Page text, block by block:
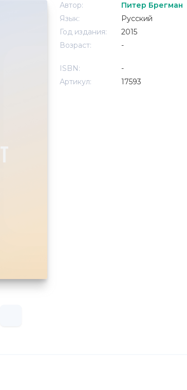
Автор:
Питер Брегман
Язык:
Русский
Год издания:
2015
Возраст:
-
ISBN:
-
Артикул:
17593